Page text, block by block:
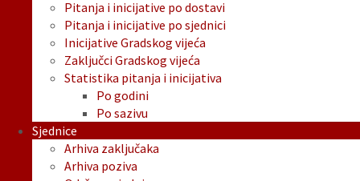
Pitanja i inicijative po dostavi
Pitanja i inicijative po sjednici
Inicijative Gradskog vijeća
Zaključci Gradskog vijeća
Statistika pitanja i inicijativa
Po godini
Po sazivu
Sjednice
Arhiva zaključaka
Arhiva poziva